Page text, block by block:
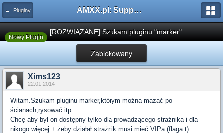
← Pluginy AMXX.pl: Support AMX Mod X i SourceMod
Nowy Plugin
[ROZWIĄZANE] Szukam pluginu "marker"
Zablokowany
Xims123
22.01.2014
Witam.Szukam pluginu marker,którym można mazać po
ścianach,rysować itp.
Chcę aby był on dostępny tylko dla prowadzącego strażnika i dla
nikogo więcej + żeby działał strażnik musi mieć VIPa (flaga t)